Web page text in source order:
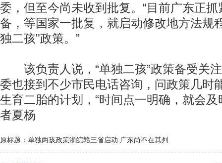
委，但至今尚未收到批复。“目前广东正
备，等国家一批复，就启动修改地方法规
独二孩"政策。”
该负责人说，“单独二孩”政策备受关
委也接到不少市民电话咨询，问政策几时
生育二胎的计划，“时间点一明确，就会及
者夏杨
原标题：单独两孩政策浙皖赣三省启动 广东尚不在其列